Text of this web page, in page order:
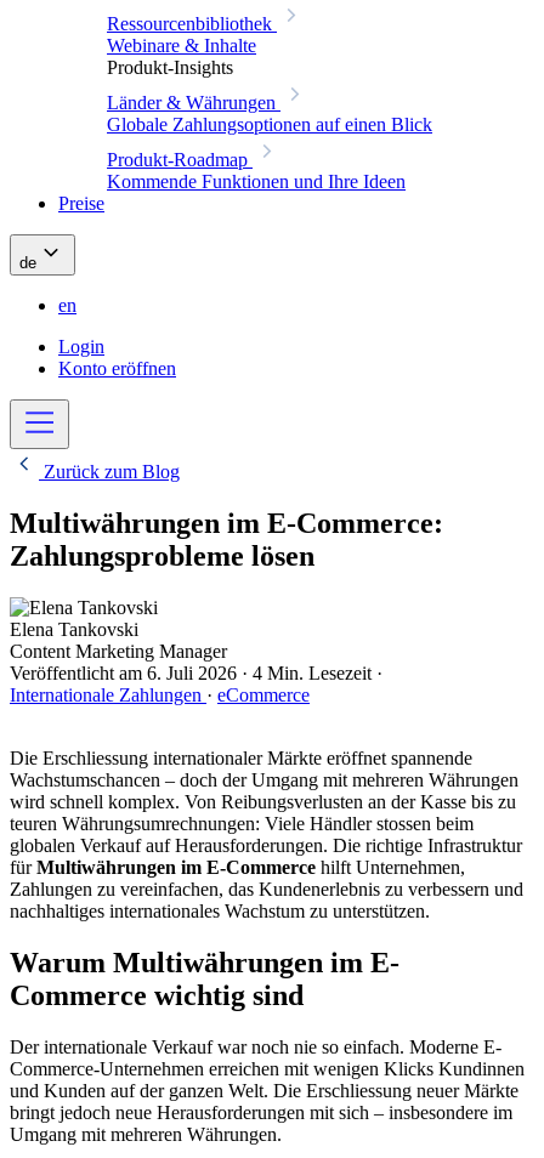
Ressourcenbibliothek
Webinare & Inhalte
Produkt-Insights
Länder & Währungen
Globale Zahlungsoptionen auf einen Blick
Produkt-Roadmap
Kommende Funktionen und Ihre Ideen
Preise
de
en
Login
Konto eröffnen
Zurück zum Blog
Multiwährungen im E-Commerce:
Zahlungsprobleme lösen
Elena Tankovski
Content Marketing Manager
Veröffentlicht am 6. Juli 2026 · 4 Min. Lesezeit ·
Internationale Zahlungen · eCommerce
Die Erschliessung internationaler Märkte eröffnet spannende
Wachstumschancen – doch der Umgang mit mehreren Währungen
wird schnell komplex. Von Reibungsverlusten an der Kasse bis zu
teuren Währungsumrechnungen: Viele Händler stossen beim
globalen Verkauf auf Herausforderungen. Die richtige Infrastruktur
fürMultiwährungen im E-Commerce hilft Unternehmen,
Zahlungen zu vereinfachen, das Kundenerlebnis zu verbessern und
nachhaltiges internationales Wachstum zu unterstützen.
Warum Multiwährungen im E-
Commerce wichtig sind
Der internationale Verkauf war noch nie so einfach. Moderne E-
Commerce-Unternehmen erreichen mit wenigen Klicks Kundinnen
und Kunden auf der ganzen Welt. Die Erschliessung neuer Märkte
bringt jedoch neue Herausforderungen mit sich – insbesondere im
Umgang mit mehreren Währungen.